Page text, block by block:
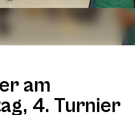
am
4. Turnier